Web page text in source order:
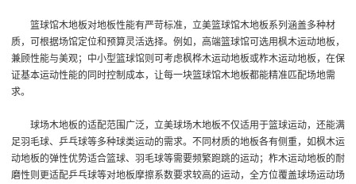
篮球馆木地板对地板性能有严苛标准，立美篮球馆木地板系列涵盖多种材
质，可根据场馆定位和预算灵活选择。例如，高端篮球馆可选用枫木运动地板，
兼顾性能与美观；中小型篮球馆则可考虑枫桦木运动地板或柞木运动地板，在保
证基本运动性能的同时控制成本，让每一块篮球馆木地板都能精准匹配场地需
求。
球场木地板的适配范围广泛，立美球场木地板不仅适用于篮球运动，还能满
足羽毛球、乒乓球等多种球类运动的需求。不同材质的地板各有侧重，如枫木运
动地板的弹性优势适合篮球、羽毛球等需要频繁跑跳的运动；柞木运动地板的耐
磨性则更适配乒乓球等对地板摩擦系数要求较高的运动，全方位覆盖球场运动场